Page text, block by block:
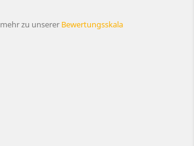
mehr zu unserer Bewertungsskala